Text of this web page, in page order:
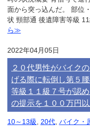
面から突っ込んだ。 部位
状 頸部通 後遺障害等級
ら≫
2022年04月05日
２０代男性がバイク
げる際に転倒し第５
等級１１級７号が認
の提示を１００万円
10～13級 20代, バイク・